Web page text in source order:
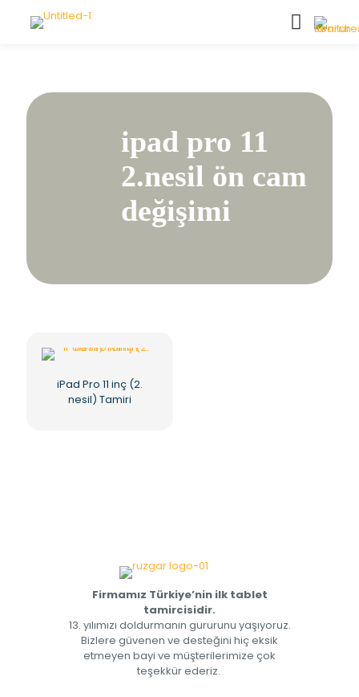
ipad pro 11
2.nesil ön cam
değişimi
iPad Pro 11 inç (2.
nesil) Tamiri
Firmamız Türkiye’nin ilk tablet
tamircisidir.
13. yılımızı doldurmanın gururunu yaşıyoruz.
Bizlere güvenen ve desteğini hiç eksik
etmeyen bayi ve müşterilerimize çok
teşekkür ederiz.